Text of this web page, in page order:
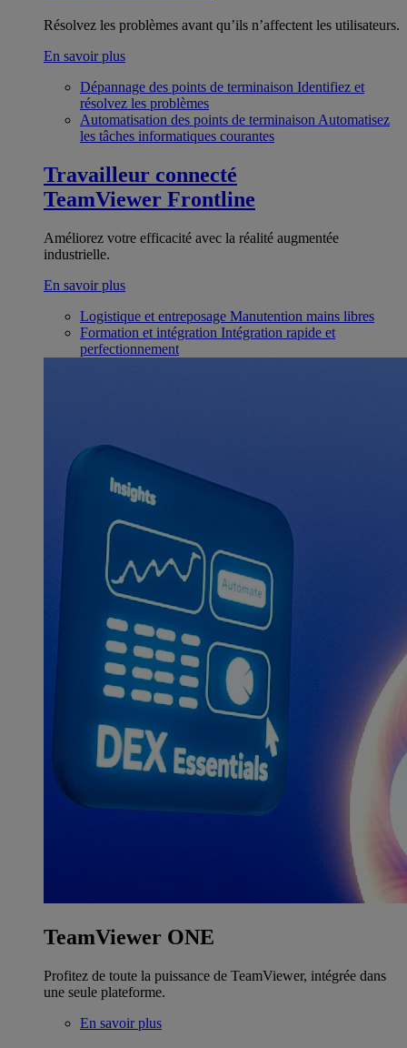
Résolvez les problèmes avant qu’ils n’affectent les utilisateurs.
En savoir plus
Dépannage des points de terminaison Identifiez et
résolvez les problèmes
Automatisation des points de terminaison Automatisez
les tâches informatiques courantes
Travailleur connecté
TeamViewer Frontline
Améliorez votre efficacité avec la réalité augmentée
industrielle.
En savoir plus
Logistique et entreposage Manutention mains libres
Formation et intégration Intégration rapide et
perfectionnement
TeamViewer ONE
Profitez de toute la puissance de TeamViewer, intégrée dans
une seule plateforme.
En savoir plus